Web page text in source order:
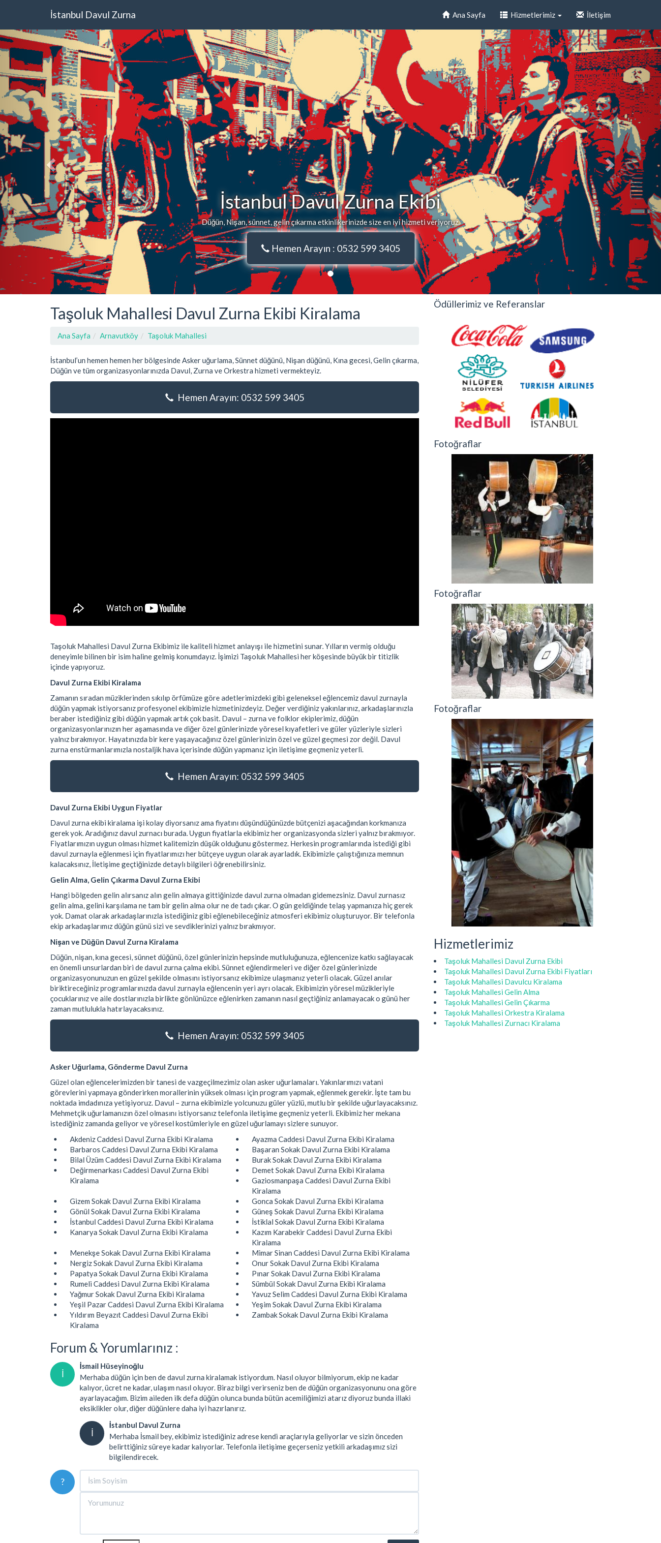
İstanbul Davul Zurna Ana Sayfa Hizmetlerimiz İletişim
İstanbul Davul Zurna Ekibi
Düğün, Nişan, sünnet, gelin çıkarma etkinlikerinizde size en iyi hizmeti veriyoruz.
Hemen Arayın : 0532 599 3405
Taşoluk Mahallesi Davul Zurna Ekibi Kiralama
Ana Sayfa Arnavutköy Taşoluk Mahallesi
İstanbul’un hemen hemen her bölgesinde Asker uğurlama, Sünnet düğünü, Nişan düğünü, Kına gecesi, Gelin çıkarma,
Düğün ve tüm organizasyonlarınızda Davul, Zurna ve Orkestra hizmeti vermekteyiz.
Hemen Arayın: 0532 599 3405
Taşoluk Mahallesi Davul Zurna Ekibimiz ile kaliteli hizmet anlayışı ile hizmetini sunar. Yılların vermiş olduğu
deneyimle bilinen bir isim haline gelmiş konumdayız. İşimizi Taşoluk Mahallesi her köşesinde büyük bir titizlik
içinde yapıyoruz.
Davul Zurna Ekibi Kiralama
Zamanın sıradan müziklerinden sıkılıp örfümüze göre adetlerimizdeki gibi geleneksel eğlencemiz davul zurnayla
düğün yapmak istiyorsanız profesyonel ekibimizle hizmetinizdeyiz. Değer verdiğiniz yakınlarınız, arkadaşlarınızla
beraber istediğiniz gibi düğün yapmak artık çok basit. Davul – zurna ve folklor ekiplerimiz, düğün
organizasyonlarınızın her aşamasında ve diğer özel günlerinizde yöresel kıyafetleri ve güler yüzleriyle sizleri
yalnız bırakmıyor. Hayatınızda bir kere yaşayacağınız özel günlerinizin özel ve güzel geçmesi zor değil. Davul
zurna enstürmanlarımızla nostaljik hava içerisinde düğün yapmanız için iletişime geçmeniz yeterli.
Hemen Arayın: 0532 599 3405
Davul Zurna Ekibi Uygun Fiyatlar
Davul zurna ekibi kiralama işi kolay diyorsanız ama fiyatını düşündüğünüzde bütçenizi aşacağından korkmanıza
gerek yok. Aradığınız davul zurnacı burada. Uygun fiyatlarla ekibimiz her organizasyonda sizleri yalnız bırakmıyor.
Fiyatlarımızın uygun olması hizmet kalitemizin düşük olduğunu göstermez. Herkesin programlarında istediği gibi
davul zurnayla eğlenmesi için fiyatlarımızı her bütçeye uygun olarak ayarladık. Ekibimizle çalıştığınıza memnun
kalacaksınız, İletişime geçtiğinizde detaylı bilgileri öğrenebilirsiniz.
Gelin Alma, Gelin Çıkarma Davul Zurna Ekibi
Hangi bölgeden gelin alırsanız alın gelin almaya gittiğinizde davul zurna olmadan gidemezsiniz. Davul zurnasız
gelin alma, gelini karşılama ne tam bir gelin alma olur ne de tadı çıkar. O gün geldiğinde telaş yapmanıza hiç gerek
yok. Damat olarak arkadaşlarınızla istediğiniz gibi eğlenebileceğiniz atmosferi ekibimiz oluşturuyor. Bir telefonla
ekip arkadaşlarımız düğün günü sizi ve sevdiklerinizi yalnız bırakmıyor.
Nişan ve Düğün Davul Zurna Kiralama
Düğün, nişan, kına gecesi, sünnet düğünü, özel günlerinizin hepsinde mutluluğunuza, eğlencenize katkı sağlayacak
en önemli unsurlardan biri de davul zurna çalma ekibi. Sünnet eğlendirmeleri ve diğer özel günlerinizde
organizasyonunuzun en güzel şekilde olmasını istiyorsanız ekibimize ulaşmanız yeterli olacak. Güzel anılar
biriktireceğiniz programlarınızda davul zurnayla eğlencenin yeri ayrı olacak. Ekibimizin yöresel müzikleriyle
çocuklarınız ve aile dostlarınızla birlikte gönlünüzce eğlenirken zamanın nasıl geçtiğiniz anlamayacak o günü her
zaman mutlulukla hatırlayacaksınız.
Hemen Arayın: 0532 599 3405
Asker Uğurlama, Gönderme Davul Zurna
Güzel olan eğlencelerimizden bir tanesi de vazgeçilmezimiz olan asker uğurlamaları. Yakınlarımızı vatani
görevlerini yapmaya gönderirken morallerinin yüksek olması için program yapmak, eğlenmek gerekir. İşte tam bu
noktada imdadınıza yetişiyoruz. Davul – zurna ekibimizle yolcunuzu güler yüzlü, mutlu bir şekilde uğurlayacaksınız.
Mehmetçik uğurlamanızın özel olmasını istiyorsanız telefonla iletişime geçmeniz yeterli. Ekibimiz her mekana
istediğiniz zamanda geliyor ve yöresel kostümleriyle en güzel uğurlamayı sizlere sunuyor.
Akdeniz Caddesi Davul Zurna Ekibi Kiralama
Ayazma Caddesi Davul Zurna Ekibi Kiralama
Barbaros Caddesi Davul Zurna Ekibi Kiralama
Başaran Sokak Davul Zurna Ekibi Kiralama
Bilal Üzüm Caddesi Davul Zurna Ekibi Kiralama
Burak Sokak Davul Zurna Ekibi Kiralama
Değirmenarkası Caddesi Davul Zurna Ekibi
Kiralama
Demet Sokak Davul Zurna Ekibi Kiralama
Gaziosmanpaşa Caddesi Davul Zurna Ekibi
Kiralama
Gizem Sokak Davul Zurna Ekibi Kiralama
Gonca Sokak Davul Zurna Ekibi Kiralama
Gönül Sokak Davul Zurna Ekibi Kiralama
Güneş Sokak Davul Zurna Ekibi Kiralama
İstanbul Caddesi Davul Zurna Ekibi Kiralama
İstiklal Sokak Davul Zurna Ekibi Kiralama
Kanarya Sokak Davul Zurna Ekibi Kiralama
Kazım Karabekir Caddesi Davul Zurna Ekibi
Kiralama
Menekşe Sokak Davul Zurna Ekibi Kiralama
Mimar Sinan Caddesi Davul Zurna Ekibi Kiralama
Nergiz Sokak Davul Zurna Ekibi Kiralama
Onur Sokak Davul Zurna Ekibi Kiralama
Papatya Sokak Davul Zurna Ekibi Kiralama
Pınar Sokak Davul Zurna Ekibi Kiralama
Rumeli Caddesi Davul Zurna Ekibi Kiralama
Sümbül Sokak Davul Zurna Ekibi Kiralama
Yağmur Sokak Davul Zurna Ekibi Kiralama
Yavuz Selim Caddesi Davul Zurna Ekibi Kiralama
Yeşil Pazar Caddesi Davul Zurna Ekibi Kiralama
Yeşim Sokak Davul Zurna Ekibi Kiralama
Yıldırım Beyazıt Caddesi Davul Zurna Ekibi
Kiralama
Zambak Sokak Davul Zurna Ekibi Kiralama
Forum & Yorumlarınız :
İ
İsmail Hüseyinoğlu
Merhaba düğün için ben de davul zurna kiralamak istiyordum. Nasıl oluyor bilmiyorum, ekip ne kadar
kalıyor, ücret ne kadar, ulaşım nasıl oluyor. Biraz bilgi verirseniz ben de düğün organizasyonunu ona göre
ayarlayacağım. Bizim aileden ilk defa düğün olunca bunda bütün acemiliğimizi atarız diyoruz bunda illaki
eksiklikler olur, diğer düğünlere daha iyi hazırlanırız.
İ
İstanbul Davul Zurna
Merhaba İsmail bey, ekibimiz istediğiniz adrese kendi araçlarıyla geliyorlar ve sizin önceden
belirttiğiniz süreye kadar kalıyorlar. Telefonla iletişime geçerseniz yetkili arkadaşımız sizi
bilgilendirecek.
?
Ödüllerimiz ve Referanslar
Fotoğraflar
Fotoğraflar
Fotoğraflar
Hizmetlerimiz
Taşoluk Mahallesi Davul Zurna Ekibi
Taşoluk Mahallesi Davul Zurna Ekibi Fiyatları
Taşoluk Mahallesi Davulcu Kiralama
Taşoluk Mahallesi Gelin Alma
Taşoluk Mahallesi Gelin Çıkarma
Taşoluk Mahallesi Orkestra Kiralama
Taşoluk Mahallesi Zurnacı Kiralama